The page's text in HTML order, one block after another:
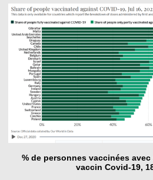
% de personnes vaccinées
vaccin Covid-19,